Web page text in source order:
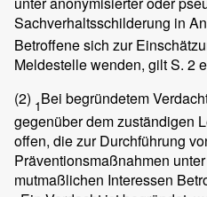
Sachverhaltsschilderung in
Betroffene sich zur
Meldestelle wenden, gilt S. 2
(2) 1Bei begründetem
gegenüber dem zuständigen
offen, die zur Durchführung
Präventionsmaßnahmen
mutmaßlichen Interessen